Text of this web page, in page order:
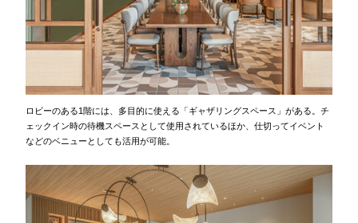
ロビーのある1階には、多目的に使える「ギャザリングスペース」がある。チ
ェックイン時の待機スペースとして使用されているほか、仕切ってイベント
などのベニューとしても活用が可能。